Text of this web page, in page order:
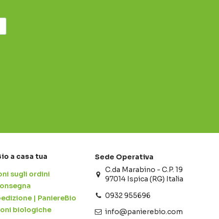
a casa tua
sugli ordini
| PaniereBio
biologiche
Sede Operativa
C.da Marabino - C.P. 19
97014 Ispica (RG) Italia
0932 955696
info@panierebio.com